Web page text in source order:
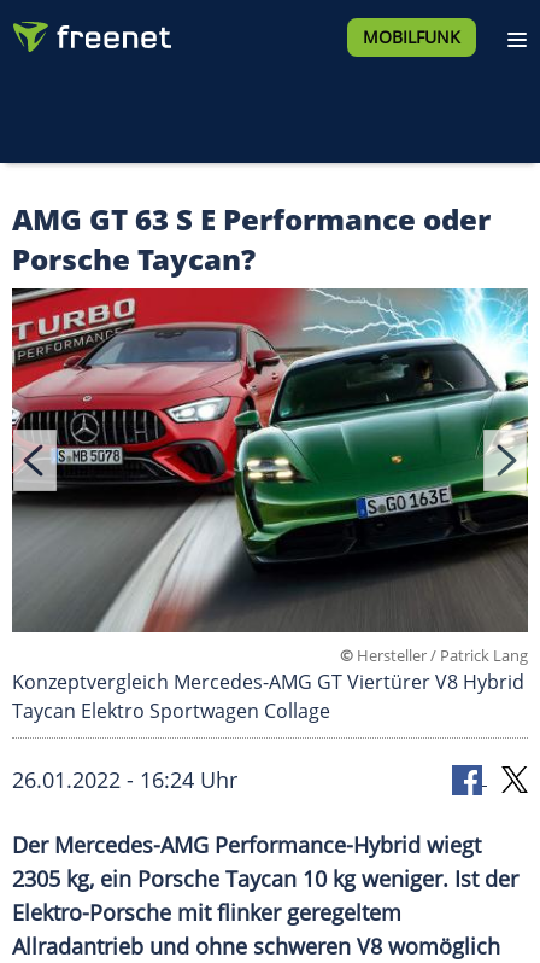
MOBILFUNK
AMG GT 63 S E Performance oder
Porsche Taycan?
© Hersteller / Patrick Lang
Konzeptvergleich Mercedes-AMG GT Viertürer V8 Hybrid
Taycan Elektro Sportwagen Collage
26.01.2022 - 16:24 Uhr
Der Mercedes-AMG Performance-Hybrid wiegt
2305 kg, ein Porsche Taycan 10 kg weniger. Ist der
Elektro-Porsche mit flinker geregeltem
Allradantrieb und ohne schweren V8 womöglich